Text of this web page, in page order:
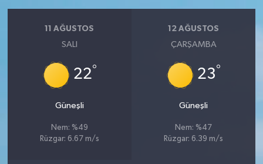
11 AĞUSTOS
SALI
22°
Güneşli
Nem: %49
Rüzgar: 6.67 m/s
12 AĞUSTOS
ÇARŞAMBA
23°
Güneşli
Nem: %47
Rüzgar: 6.39 m/s